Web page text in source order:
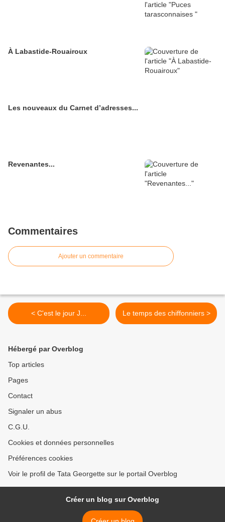
À Labastide-Rouairoux
Les nouveaux du Carnet d’adresses...
Revenantes...
Commentaires
Ajouter un commentaire
< C'est le jour J... Le temps des chiffonniers >
Hébergé par Overblog
Top articles
Pages
Contact
Signaler un abus
C.G.U.
Cookies et données personnelles
Préférences cookies
Voir le profil de Tata Georgette sur le portail Overblog
Créer un blog sur Overblog